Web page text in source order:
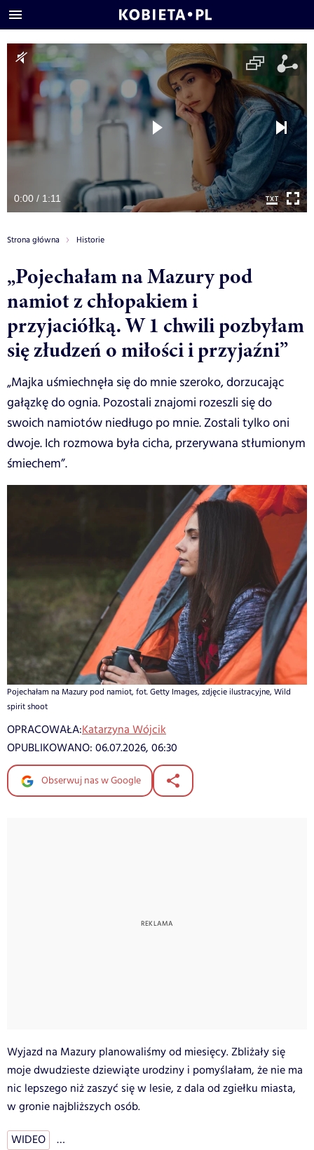
0:00 / 1:11
Strona główna Historie
„Pojechałam na Mazury pod
namiot z chłopakiem i
przyjaciółką. W 1 chwili pozbyłam
się złudzeń o miłości i przyjaźni”
„Majka uśmiechnęła się do mnie szeroko, dorzucając
gałązkę do ognia. Pozostali znajomi rozeszli się do
swoich namiotów niedługo po mnie. Zostali tylko oni
dwoje. Ich rozmowa była cicha, przerywana stłumionym
śmiechem”.
Pojechałam na Mazury pod namiot, fot. Getty Images, zdjęcie ilustracyjne, Wild
spirit shoot
OPRACOWAŁA:Katarzyna Wójcik
OPUBLIKOWANO: 06.07.2026, 06:30
Obserwuj nas w Google
Wyjazd na Mazury planowaliśmy od miesięcy. Zbliżały się
moje dwudzieste dziewiąte urodziny i pomyślałam, że nie ma
nic lepszego niż zaszyć się w lesie, z dala od zgiełku miasta,
w gronie najbliższych osób.
WIDEO …